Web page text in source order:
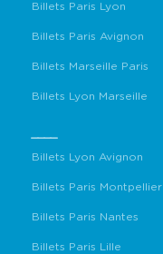
Billets Paris Lyon
Billets Paris Avignon
Billets Marseille Paris
Billets Lyon Marseille
Billets Lyon Avignon
Billets Paris Montpellier
Billets Paris Nantes
Billets Paris Lille